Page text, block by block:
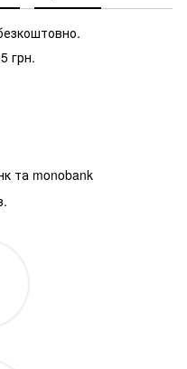
грн.
та monobank